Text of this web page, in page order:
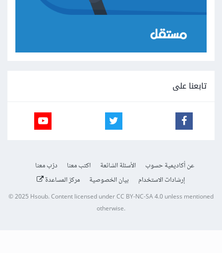
تابعنا على
عن أكاديمية حسوب الأسئلة الشائعة اكتب معنا
درّب معنا
إرشادات الاستخدام
بيان الخصوصية مركز المساعدة
© 2025 Hsoub.Content licensed underCC BY-NC-SA 4.0unless mentioned
otherwise.